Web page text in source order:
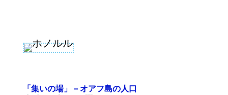
「集いの場」 – オアフ島の人口